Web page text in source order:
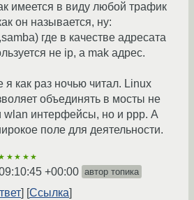
имеется в виду любой трафик
он называется, ну:
где в качестве адресата
не ip, а mak адрес.
я как раз ночью читал. Linux
объединять в мосты не
wlan интерфейсы, но и ppp. А
поле для деятельности.
+00:00 автор топика
Ссылка